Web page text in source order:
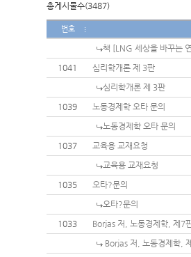
총게시물수(3487)
번호
책 [LNG 세상을 바꾸는
1041
심리학개론 제 3판
심리학개론 제 3판
1039
노동경제학 오타 문의
노동경제학 오타 문의
1037
교육용 교재요청
교육용 교재요청
1035
오타?문의
오타?문의
1033
Borjas 저, 노동경제학, 제7
Borjas 저, 노동경제학,